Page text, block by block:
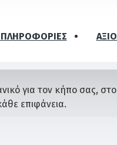
ΠΛΗΡΟΦΟΡΊΕΣ
για τον κήπο σας,
επιφάνεια.